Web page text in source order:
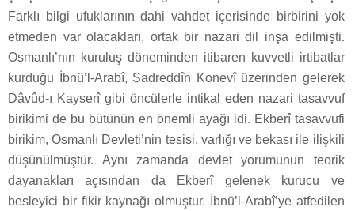
Farklı bilgi ufuklarının dahi vahdet içerisinde birbirini yok
etmeden var olacakları, ortak bir nazari dil inşa edilmişti.
Osmanlı’nın kuruluş döneminden itibaren kuvvetli irtibatlar
kurduğu İbnü’l-Arabî, Sadreddîn Konevî üzerinden gelerek
Dâvûd-ı Kayserî gibi öncülerle intikal eden nazari tasavvuf
birikimi de bu bütünün en önemli ayağı idi. Ekberî tasavvufi
birikim, Osmanlı Devleti’nin tesisi, varlığı ve bekası ile ilişkili
düşünülmüştür. Aynı zamanda devlet yorumunun teorik
dayanakları açısından da Ekberî gelenek kurucu ve
besleyici bir fikir kaynağı olmuştur. İbnü’l-Arabî’ye atfedilen